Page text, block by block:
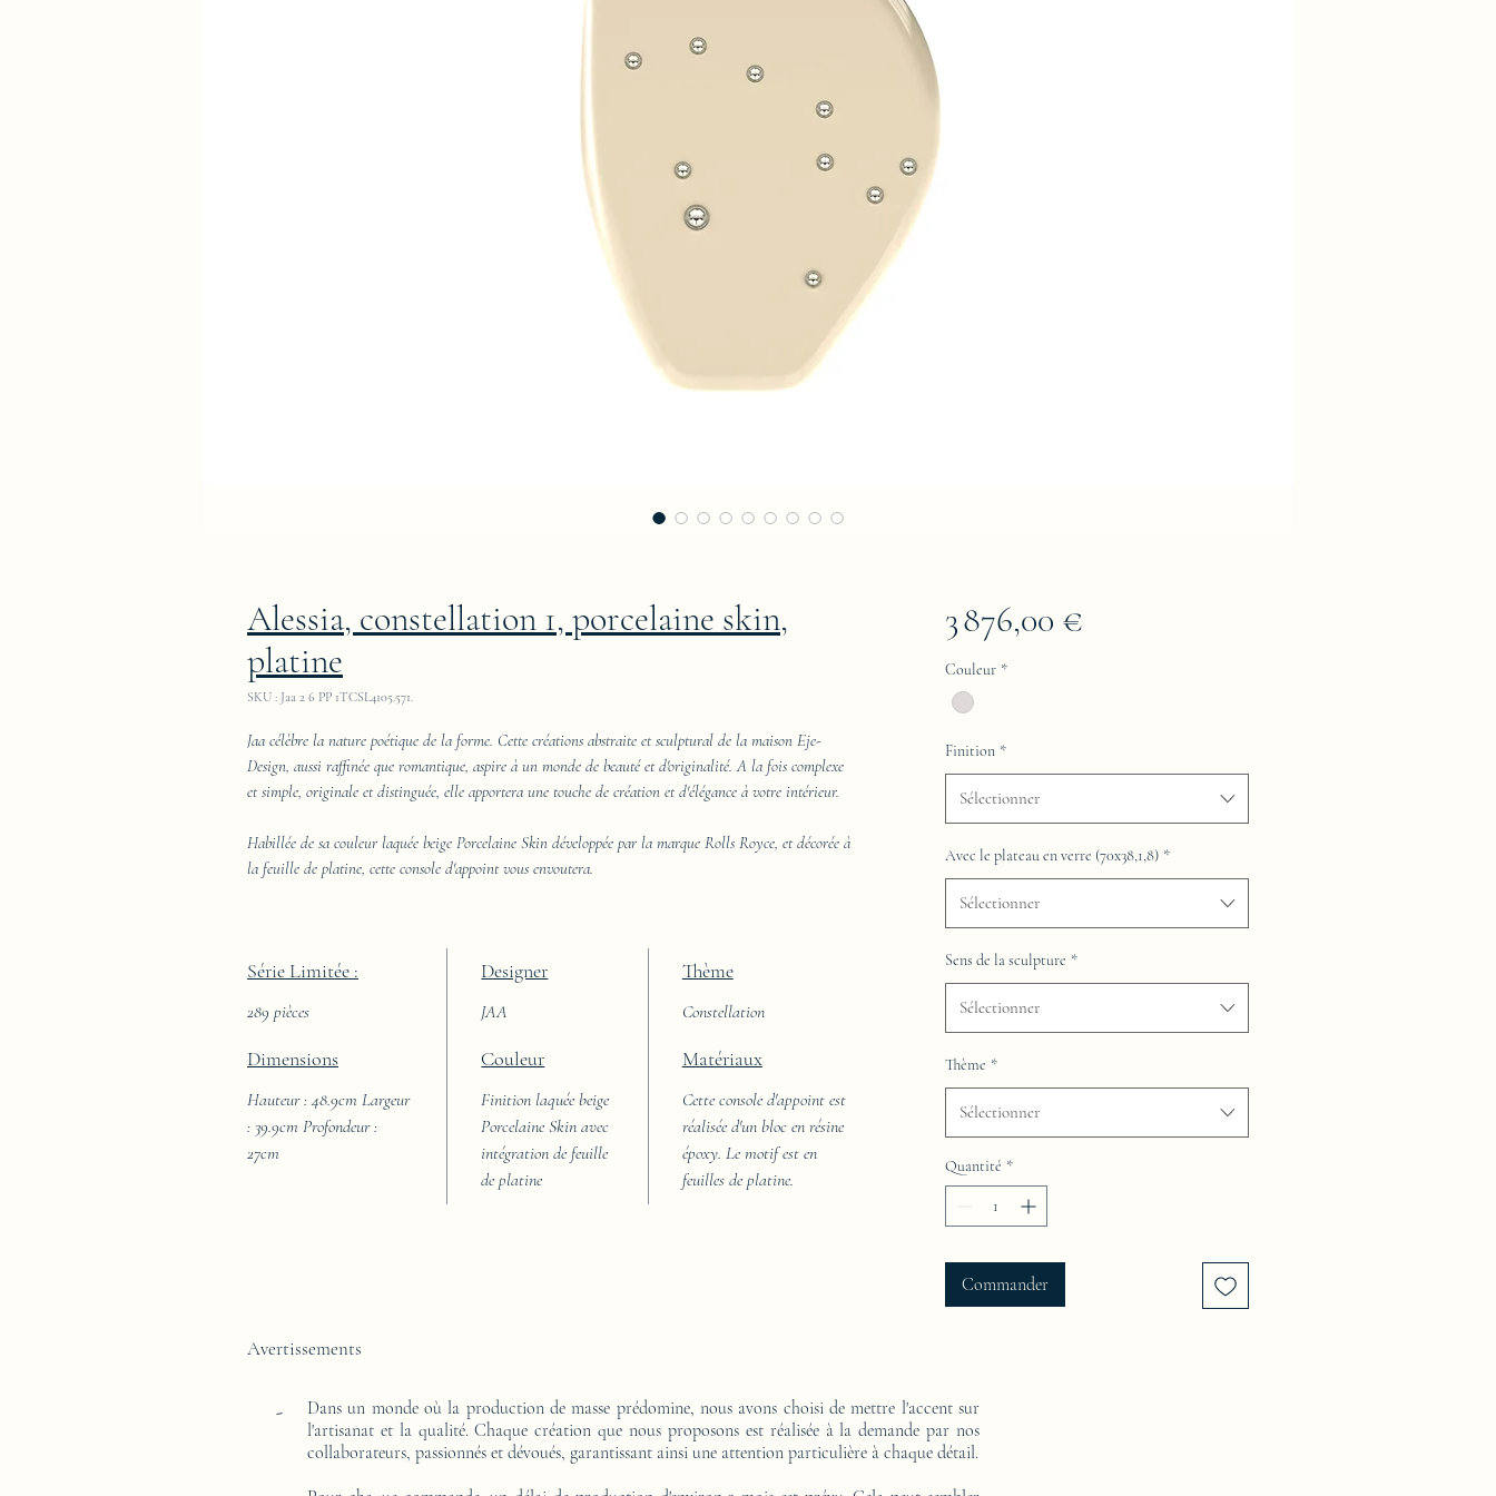
Alessia, constellation 1, porcelaine skin,
platine
SKU : Jaa 2 6 PP 1TCSL4105.571.
Jaa célèbre la nature poétique de la forme. Cette créations abstraite et sculptural de la maison Eje-
Design, aussi raffinée que romantique, aspire à un monde de beauté et d'originalité. A la fois complexe
et simple, originale et distinguée, elle apportera une touche de création et d'élégance à votre intérieur.
Habillée de sa couleur laquée beige Porcelaine Skin développée par la marque Rolls Royce, et décorée à
la feuille de platine, cette console d'appoint vous envoutera.
Série Limitée :
289 pièces
Designer
JAA
Thème
Constellation
Dimensions
Hauteur : 48.9cm Largeur
: 39.9cm Profondeur :
27cm
Couleur
Finition laquée beige
Porcelaine Skin avec
intégration de feuille
de platine
Matériaux
Cette console d'appoint est
réalisée d'un bloc en résine
époxy. Le motif est en
feuilles de platine.
3 876,00 €Prix
Couleur *
Finition *
Sélectionner
Avec le plateau en verre (70x38,1,8) *
Sélectionner
Sens de la sculpture *
Sélectionner
Thème *
Sélectionner
Quantité *
Commander
Avertissements
-
Dans un monde où la production de masse prédomine, nous avons choisi de mettre l'accent sur
l'artisanat et la qualité. Chaque création que nous proposons est réalisée à la demande par nos
collaborateurs, passionnés et dévoués, garantissant ainsi une attention particulière à chaque détail.